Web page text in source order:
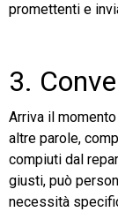
promettenti e
3.
Arriva il momento
altre parole,
compiuti dal
giusti, può
necessità